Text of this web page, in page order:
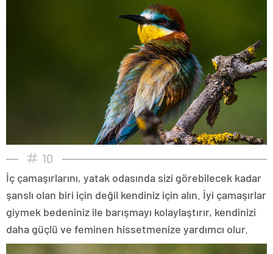
10
İç çamaşırlarını, yatak odasında sizi görebilecek kadar
şanslı olan biri için değil kendiniz için alın. İyi çamaşırlar
giymek bedeniniz ile barışmayı kolaylaştırır, kendinizi
daha güçlü ve feminen hissetmenize yardımcı olur.